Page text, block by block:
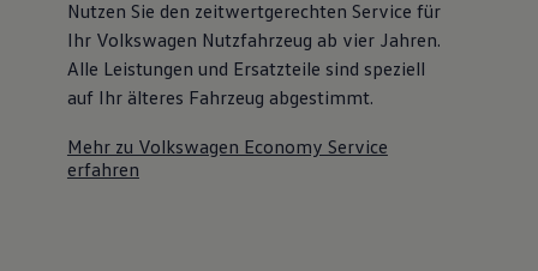
Nutzen Sie den zeitwertgerechten Service für
Ihr Volkswagen Nutzfahrzeug ab vier Jahren.
Alle Leistungen und Ersatzteile sind speziell
auf Ihr älteres Fahrzeug abgestimmt.
Mehr zu Volkswagen Economy Service
erfahren